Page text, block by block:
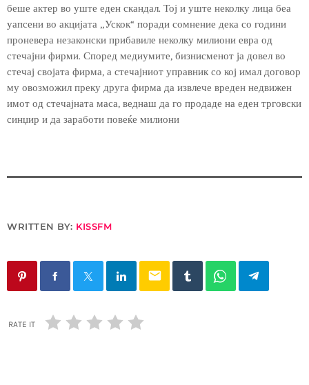
беше актер во уште еден скандал. Тој и уште неколку лица беа
уапсени во акцијата „Ускок“ поради сомнение дека со години
проневера незаконски прибавиле неколку милиони евра од
стечајни фирми. Според медиумите, бизнисменот ја довел во
стечај својата фирма, а стечајниот управник со кој имал договор
му овозможил преку друга фирма да извлече вреден недвижен
имот од стечајната маса, веднаш да го продаде на еден трговски
синџир и да заработи повеќе милиони
WRITTEN BY: KISSFM
email
RATE IT